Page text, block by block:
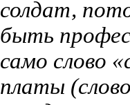
солдат,
быть
само слово
платы